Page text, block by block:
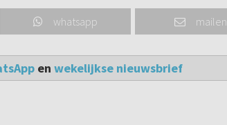
whatsapp mailen
en wekelijkse nieuwsbrief